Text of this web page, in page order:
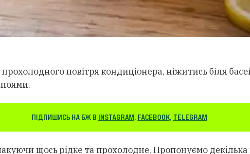
повітря кондиціонера, ніжитись біля
ПІДПИШИСЬ НА БЖ В INSTAGRAM, FACEBOOK, TELEGRAM
щось рідке та прохолодне. Пропонуємо декілька